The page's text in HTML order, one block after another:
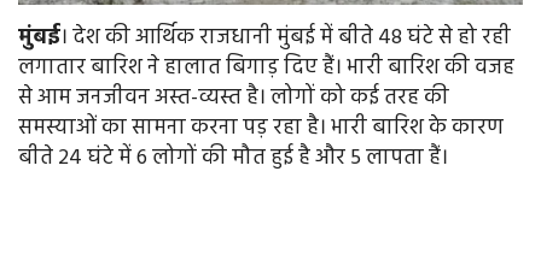
मुंबई। देश की आर्थिक राजधानी मुंबई में बीते 48 घंटे से हो रही
लगातार बारिश ने हालात बिगाड़ दिए हैं। भारी बारिश की वजह
से आम जनजीवन अस्त-व्यस्त है। लोगों को कई तरह की
समस्याओं का सामना करना पड़ रहा है। भारी बारिश के कारण
बीते 24 घंटे में 6 लोगों की मौत हुई है और 5 लापता हैं।